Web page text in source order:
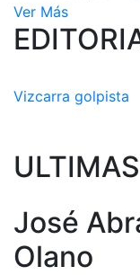
Ver Más
Vizcarra golpista
José
Olano